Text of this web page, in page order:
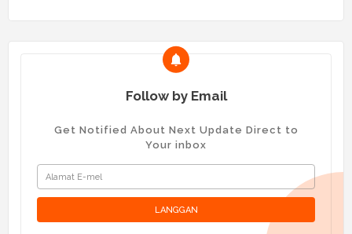
Follow by Email
Get Notified About Next Update Direct to
Your inbox